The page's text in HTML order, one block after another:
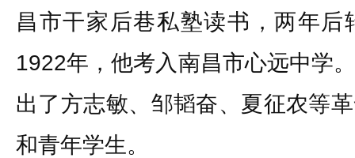
昌市干家后巷私塾读书，两年后
1922年，他考入南昌市心远中学
出了方志敏、邹韬奋、夏征农等
和青年学生。